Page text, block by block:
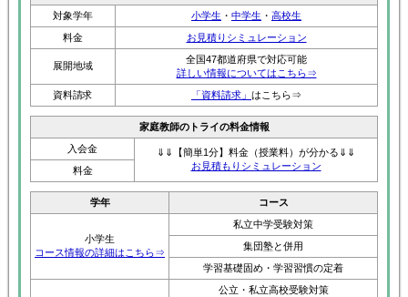
対象学年
小学生 ・ 中学生 ・ 高校生
料金
お見積りシミュレーション
展開地域
全国47都道府県で対応可能
詳しい情報についてはこちら⇒
資料請求
「資料請求」 はこちら⇒
家庭教師のトライの料金情報
入会金
⇓⇓【簡単1分】料金（授業料）が分かる⇓⇓
お見積もりシミュレーション
料金
学年 コース
小学生
コース情報の詳細はこちら⇒
私立中学受験対策
集団塾と併用
学習基礎固め・学習習慣の定着
公立・私立高校受験対策